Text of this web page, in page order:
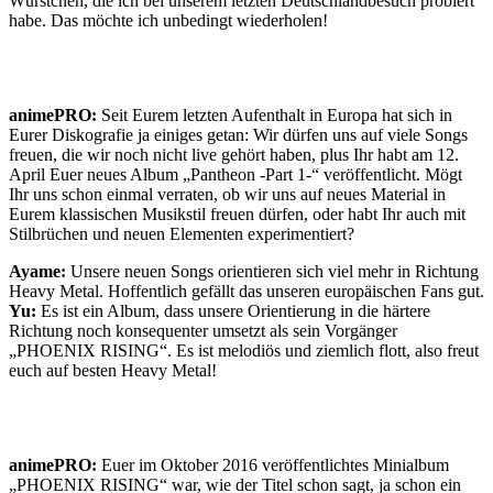
habe. Das möchte ich unbedingt wiederholen!
animePRO: Seit Eurem letzten Aufenthalt in Europa hat sich in
Eurer Diskografie ja einiges getan: Wir dürfen uns auf viele Songs
freuen, die wir noch nicht live gehört haben, plus Ihr habt am 12.
April Euer neues Album „Pantheon -Part 1-“ veröffentlicht. Mögt
Ihr uns schon einmal verraten, ob wir uns auf neues Material in
Eurem klassischen Musikstil freuen dürfen, oder habt Ihr auch mit
Stilbrüchen und neuen Elementen experimentiert?
Ayame: Unsere neuen Songs orientieren sich viel mehr in Richtung
Heavy Metal. Hoffentlich gefällt das unseren europäischen Fans gut.
Yu: Es ist ein Album, dass unsere Orientierung in die härtere
Richtung noch konsequenter umsetzt als sein Vorgänger
„PHOENIX RISING“. Es ist melodiös und ziemlich flott, also freut
euch auf besten Heavy Metal!
animePRO: Euer im Oktober 2016 veröffentlichtes Minialbum
„PHOENIX RISING“ war, wie der Titel schon sagt, ja schon ein